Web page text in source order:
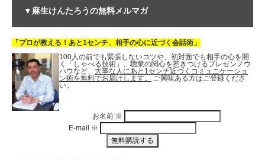
▼麻生けんたろうの無料メルマガ
「プロが教える！あと1センチ、相手の心に近づく会話術」
100人の前でも緊張しないコツや、初対面でも相手の心を開
く「しゃべる技術」、聴衆の関心を惹きつけるプレゼンノウ
ハウなど、 大事な人にあと1センチ近づくコミュニケーショ
ン術を無料でお届けします。
ご興味ある方はご登録くださ
い。
お名前 ※
E-mail ※